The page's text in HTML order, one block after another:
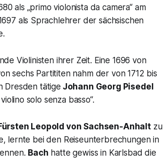
als „primo violonista da camera“ am
als Sprachlehrer der sächsischen
Violinisten ihrer Zeit. Eine 1696 von
sechs Partititen nahm der von 1712 bis
Dresden tätige Johann Georg Pisedel
solo senza basso“.
Leopold von Sachsen-Anhaltzu
lernte bei den Reiseunterbrechungen in
Bach hatte gewiss in Karlsbad die